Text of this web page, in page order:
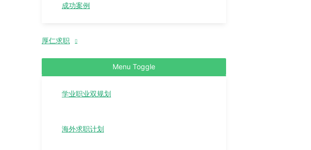
成功案例
厚仁求职
Menu Toggle
学业职业双规划
海外求职计划